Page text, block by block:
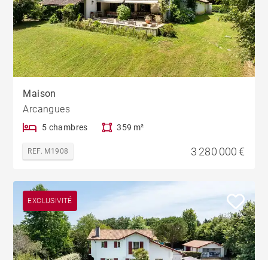
Maison
Arcangues
5 chambres 359 m²
REF. M1908 3 280 000 €
EXCLUSIVITÉ